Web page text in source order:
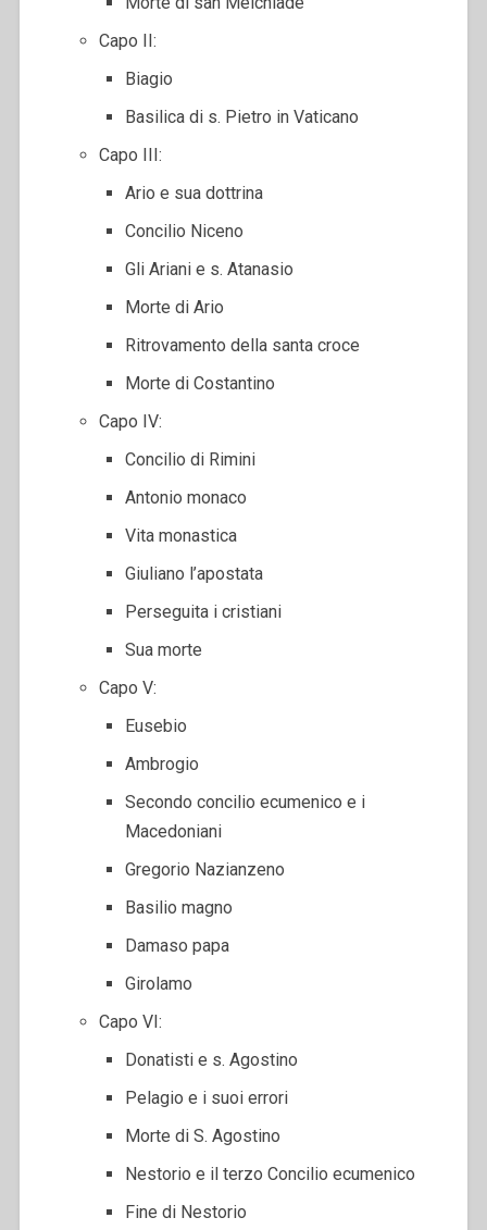
Capo II:
Biagio
Basilica di s. Pietro in Vaticano
Capo III:
Ario e sua dottrina
Concilio Niceno
Gli Ariani e s. Atanasio
Morte di Ario
Ritrovamento della santa croce
Morte di Costantino
Capo IV:
Concilio di Rimini
Antonio monaco
Vita monastica
Giuliano l’apostata
Perseguita i cristiani
Sua morte
Capo V:
Eusebio
Ambrogio
Secondo concilio ecumenico e i
Macedoniani
Gregorio Nazianzeno
Basilio magno
Damaso papa
Girolamo
Capo VI:
Donatisti e s. Agostino
Pelagio e i suoi errori
Morte di S. Agostino
Nestorio e il terzo Concilio ecumenico
Fine di Nestorio